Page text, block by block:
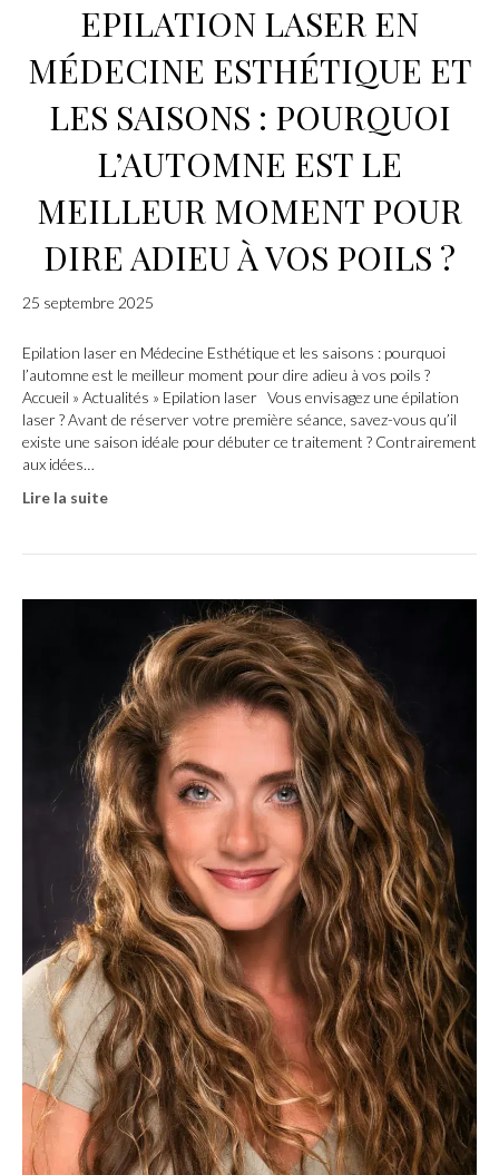
EPILATION LASER EN
MÉDECINE ESTHÉTIQUE ET
LES SAISONS : POURQUOI
L’AUTOMNE EST LE
MEILLEUR MOMENT POUR
DIRE ADIEU À VOS POILS ?
25 septembre 2025
Epilation laser en Médecine Esthétique et les saisons : pourquoi
l’automne est le meilleur moment pour dire adieu à vos poils ?
Accueil » Actualités » Epilation laser Vous envisagez une épilation
laser ? Avant de réserver votre première séance, savez-vous qu’il
existe une saison idéale pour débuter ce traitement ? Contrairement
aux idées…
Lire la suite